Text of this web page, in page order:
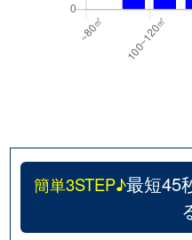
簡単3STEP♪最短45